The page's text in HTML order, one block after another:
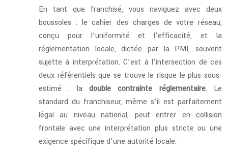
En tant que franchisé, vous naviguez avec deux
boussoles : le cahier des charges de votre réseau,
conçu pour l’uniformité et l’efficacité, et la
réglementation locale, dictée par la PMI, souvent
sujette à interprétation. C’est à l’intersection de ces
deux référentiels que se trouve le risque le plus sous-
estimé : la double contrainte réglementaire. Le
standard du franchiseur, même s’il est parfaitement
légal au niveau national, peut entrer en collision
frontale avec une interprétation plus stricte ou une
exigence spécifique d’une autorité locale.